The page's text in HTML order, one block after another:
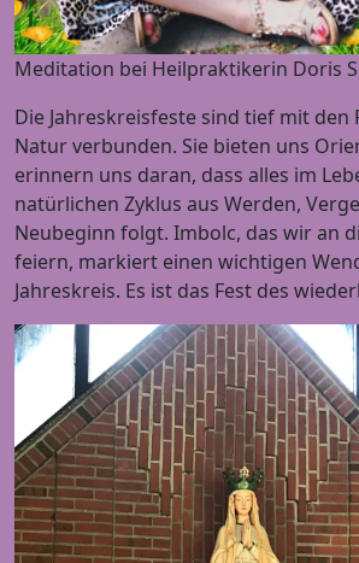
Meditation bei Heilpraktikerin Doris
Die Jahreskreisfeste sind tief mit den
Natur verbunden. Sie bieten uns
erinnern uns daran, dass alles im
natürlichen Zyklus aus Werden,
Neubeginn folgt. Imbolc, das wir an
feiern, markiert einen wichtigen
Jahreskreis. Es ist das Fest des